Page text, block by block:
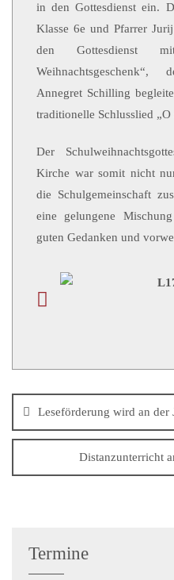
in den Gottesdienst ein.
Klasse 6e und Pfarrer
den Gottesdienst
Annegret Schilling
traditionelle Schlusslied
Der
Kirche war somit nicht
die Schulgemeinschaft
eine gelungene
guten Gedanken und
Leseförderung wird an der
Distanzunterricht
Termine